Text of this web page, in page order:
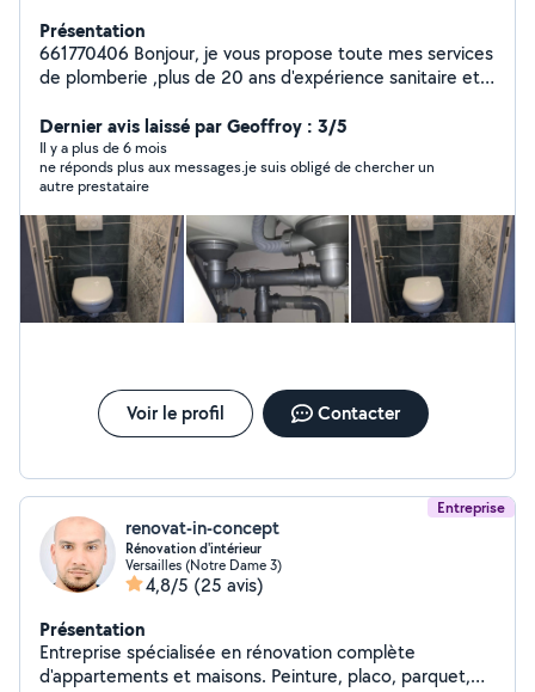
Présentation
661770406 Bonjour, je vous propose toute mes services
de plomberie ,plus de 20 ans d'expérience sanitaire et
chaude, lavabo, douche italienne, baignoire, WC....... -
Rénovation général -soudures et recherche de fuite -
dépannage de canalisations. -Débouchage de
canalisations -entretien de chaudière. -Travail
professionnel. DEVIS GRATUIT
Dernier avis laissé par Geoffroy : 3/5
Il y a plus de 6 mois
ne réponds plus aux messages.je suis obligé de chercher un
autre prestataire
Voir le profil Contacter
Entreprise
renovat-in-concept
Rénovation d'intérieur
Versailles (Notre Dame 3)
4,8/5 (25 avis)
Présentation
Entreprise spécialisée en rénovation complète
d'appartements et maisons. Peinture, placo, parquet,